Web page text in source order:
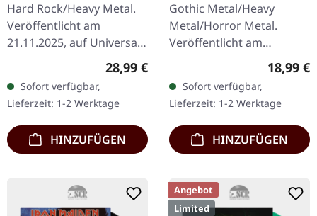
Hard Rock/Heavy Metal.
Veröffentlicht am
21.11.2025, auf Universal
Music. Schwarzes Vinyl im
Gatefold-Cover. Danzig
kehrt mit ihrem vierten…
Regulärer Preis:
28,99 €
Sofort verfügbar,
Lieferzeit: 1-2 Werktage
HINZUFÜGEN
Gothic Metal/Heavy
Metal/Horror Metal.
Veröffentlicht am
29.08.2005, auf Prophecy
Productions. Deluxe-
Edition + Bonus-CD The
Vision Bleak kehren mit…
18,99 €
Sofort verfügbar,
Lieferzeit: 1-2 Werktage
HINZUFÜGEN
Angebot
Limited